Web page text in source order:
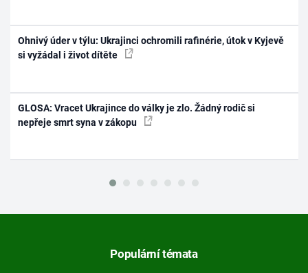
Ohnivý úder v týlu: Ukrajinci ochromili rafinérie, útok v Kyjevě
si vyžádal i život dítěte
GLOSA: Vracet Ukrajince do války je zlo. Žádný rodič si
nepřeje smrt syna v zákopu
Populární témata